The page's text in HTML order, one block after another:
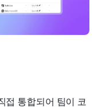
통합되어 팀이 코